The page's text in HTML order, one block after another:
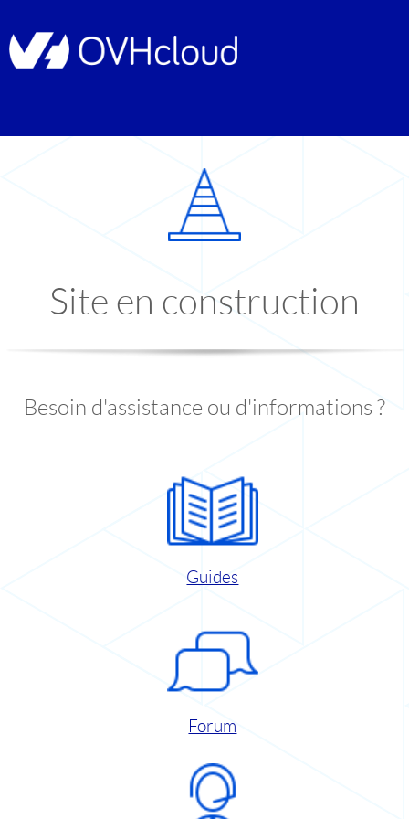
Site en construction
Besoin d'assistance ou d'informations ?
Guides
Forum